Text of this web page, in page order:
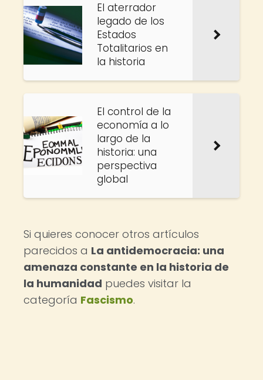
El aterrador
legado de los
Estados
Totalitarios en
la historia
El control de la
economía a lo
largo de la
historia: una
perspectiva
global
Si quieres conocer otros artículos
parecidos a La antidemocracia: una
amenaza constante en la historia de
la humanidad puedes visitar la
categoría Fascismo.